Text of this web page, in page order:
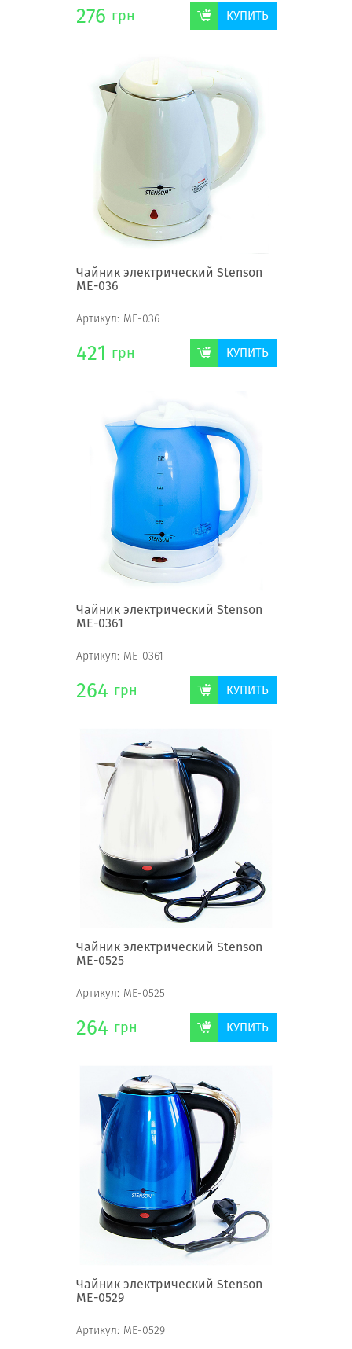
276 грн КУПИТЬ
Чайник электрический Stenson
ME-036
Артикул: ME-036
421 грн КУПИТЬ
Чайник электрический Stenson
ME-0361
Артикул: ME-0361
264 грн КУПИТЬ
Чайник электрический Stenson
ME-0525
Артикул: ME-0525
264 грн КУПИТЬ
Чайник электрический Stenson
ME-0529
Артикул: ME-0529